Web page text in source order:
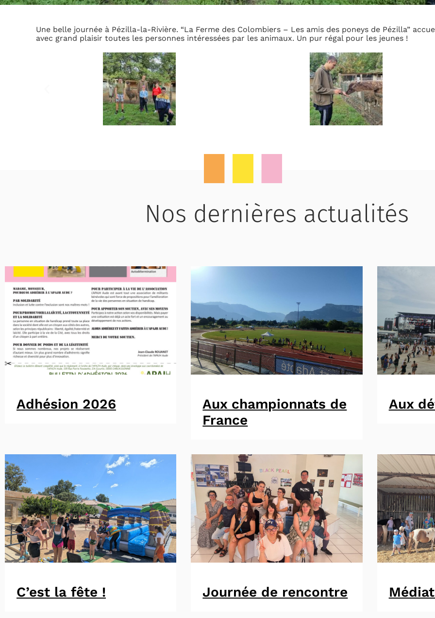
Une belle journée à Pézilla-la-Rivière. “La Ferme des Colombiers – Les amis des poneys de Pézilla”
avec grand plaisir toutes les personnes intéressées par les animaux. Un pur régal pour les jeunes !
Nos dernières actualités
Adhésion 2026
Aux championnats de
France
Aux
C’est la fête ! Journée de rencontre